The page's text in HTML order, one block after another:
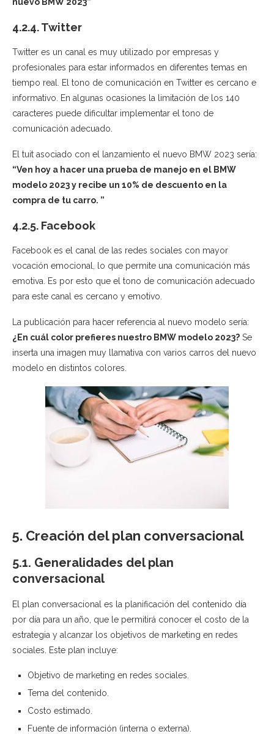
4.2.4. Twitter
Twitter es un canal es muy utilizado por empresas y
profesionales para estar informados en diferentes temas en
tiempo real. El tono de comunicación en Twitter es cercano e
informativo. En algunas ocasiones la limitación de los 140
caracteres puede dificultar implementar el tono de
comunicación adecuado.
El tuit asociado con el lanzamiento el nuevo BMW 2023 sería:
“Ven hoy a hacer una prueba de manejo en el BMW
modelo 2023 y recibe un 10% de descuento en la
compra de tu carro. ”
4.2.5. Facebook
Facebook es el canal de las redes sociales con mayor
vocación emocional, lo que permite una comunicación más
emotiva. Es por esto que el tono de comunicación adecuado
para este canal es cercano y emotivo.
La publicación para hacer referencia al nuevo modelo sería:
¿En cuál color prefieres nuestro BMW modelo 2023? Se
inserta una imagen muy llamativa con varios carros del nuevo
modelo en distintos colores.
5. Creación del plan conversacional
5.1. Generalidades del plan
conversacional
El plan conversacional es la planificación del contenido día
por día para un año, que le permitirá conocer el costo de la
estrategia y alcanzar los objetivos de marketing en redes
sociales. Este plan incluye:
Objetivo de marketing en redes sociales.
Tema del contenido.
Costo estimado.
Fuente de información (interna o externa).